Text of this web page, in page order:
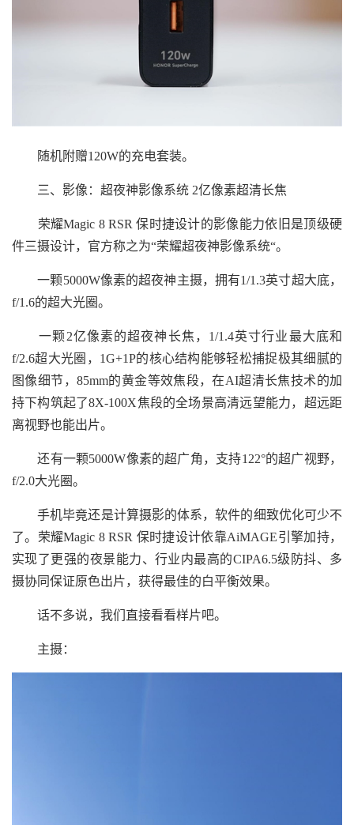
随机附赠120W的充电套装。
三、影像：超夜神影像系统 2亿像素超清长焦
荣耀Magic 8 RSR 保时捷设计的影像能力依旧是顶级硬
件三摄设计，官方称之为“荣耀超夜神影像系统“。
一颗5000W像素的超夜神主摄，拥有1/1.3英寸超大底，
f/1.6的超大光圈。
一颗2亿像素的超夜神长焦，1/1.4英寸行业最大底和
f/2.6超大光圈，1G+1P的核心结构能够轻松捕捉极其细腻的
图像细节，85mm的黄金等效焦段，在AI超清长焦技术的加
持下构筑起了8X-100X焦段的全场景高清远望能力，超远距
离视野也能出片。
还有一颗5000W像素的超广角，支持122°的超广视野，
f/2.0大光圈。
手机毕竟还是计算摄影的体系，软件的细致优化可少不
了。荣耀Magic 8 RSR 保时捷设计依靠AiMAGE引擎加持，
实现了更强的夜景能力、行业内最高的CIPA6.5级防抖、多
摄协同保证原色出片，获得最佳的白平衡效果。
话不多说，我们直接看看样片吧。
主摄：